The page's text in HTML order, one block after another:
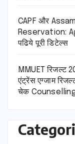
CAPF और
Reservation:
पढिये पूरी डिटेल्स
MMUET रिजल्ट
एंट्रेंस एग्जाम
चेक